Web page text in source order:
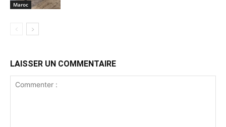
Maroc
LAISSER UN COMMENTAIRE